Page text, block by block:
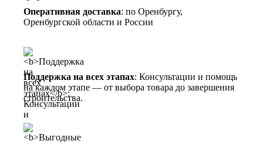
Оперативная доставка: по Оренбургу,
Оренбургской области и России
Поддержка на всех этапах: Консультации и помощь
на каждом этапе — от выбора товара до завершения
строительства.